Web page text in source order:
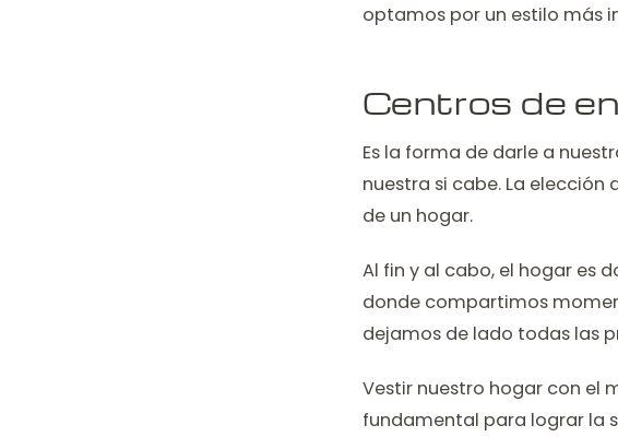
optamos por un estilo más
Centros de
Es la forma de darle a
nuestra si cabe. La
de un hogar.
Al fin y al cabo, el hogar es
donde compartimos
dejamos de lado todas las
Vestir nuestro hogar con el
fundamental para lograr la